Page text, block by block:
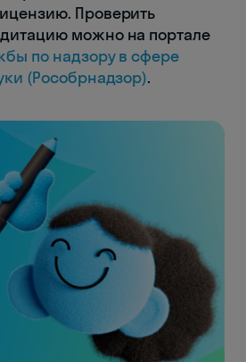
Проверить
можно на портале
по надзору в сфере
(Рособрнадзор).